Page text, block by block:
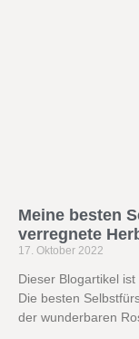
Meine besten
verregnete
17. Oktober 2022
Dieser Blogartikel ist
Die besten
der wunderbaren